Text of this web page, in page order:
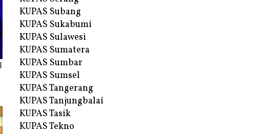
KUPAS Subang
KUPAS Sukabumi
KUPAS Sulawesi
KUPAS Sumatera
KUPAS Sumbar
KUPAS Sumsel
KUPAS Tangerang
KUPAS Tanjungbalai
KUPAS Tasik
KUPAS Tekno